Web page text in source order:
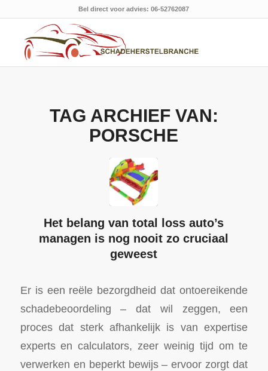
Bel direct voor advies: 06-52762087
TAG ARCHIEF VAN:
PORSCHE
Het belang van total loss auto’s
managen is nog nooit zo cruciaal
geweest
Er is een reële bezorgdheid dat ontoereikende
schadebeoordeling – dat wil zeggen, een
proces dat sterk afhankelijk is van expertise
experts en calculators, zeer weinig tijd om te
verwerken en beperkt bewijs – ervoor zorgt dat